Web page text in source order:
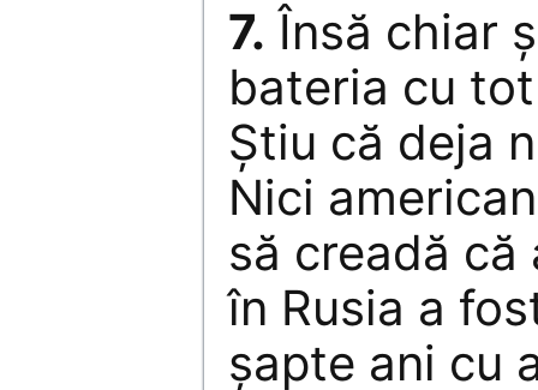
7. Însă chiar
bateria cu
Știu că deja
Nici
să creadă
în Rusia a
şapte ani cu